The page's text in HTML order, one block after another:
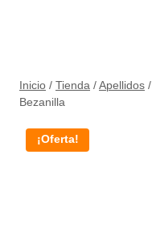
Inicio / Tienda / Apellidos /
Bezanilla
¡Oferta!